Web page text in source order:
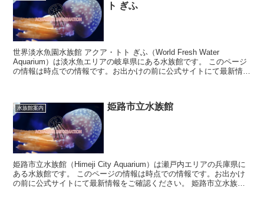
ト ぎふ
世界淡水魚園水族館 アクア・トト ぎふ（World Fresh Water
Aquarium）は淡水魚エリアの岐阜県にある水族館です。 このページ
の情報は時点での情報です。お出かけの前に公式サイトにて最新情報
水族館案内 姫路市立水族館
姫路市立水族館（Himeji City Aquarium）は瀬戸内エリアの兵庫県に
ある水族館です。 このページの情報は時点での情報です。お出かけ
の前に公式サイトにて最新情報をご確認ください。 姫路市立水族館